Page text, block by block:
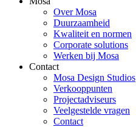
Over Mosa
Duurzaamheid
Kwaliteit en normen
Corporate solutions
Werken bij Mosa
Contact
Mosa Design Studios
Verkooppunten
Projectadviseurs
Veelgestelde vragen
Contact